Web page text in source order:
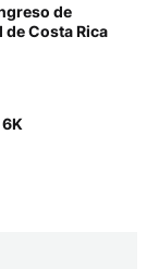
de
Costa Rica
6K